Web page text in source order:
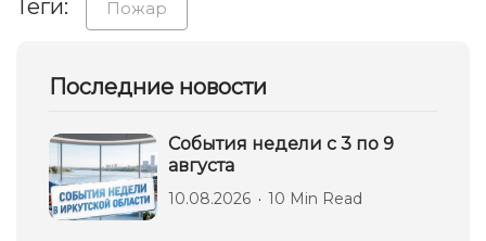
Теги: Пожар
Последние новости
События недели с 3 по 9
августа
10.08.2026 10 Min Read